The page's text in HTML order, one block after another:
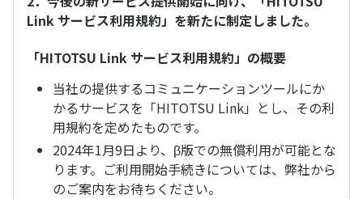
Link サービス利用規約」を新たに制定しました。
「HITOTSU Link サービス利用規約」の概要
当社の提供するコミュニケーションツールにか
かるサービスを「HITOTSU Link」とし、その利
用規約を定めたものです。
2024年1月9日より、β版での無償利用が可能とな
ります。ご利用開始手続きについては、弊社から
のご案内をお待ちください。